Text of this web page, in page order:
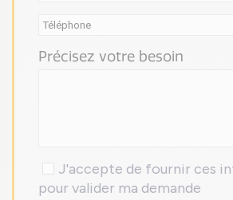
Précisez votre besoin
J'accepte de fournir ces
pour valider ma demande